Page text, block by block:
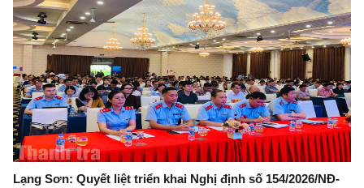
Lạng Sơn: Quyết liệt triển khai Nghị định số 154/2026/NĐ-